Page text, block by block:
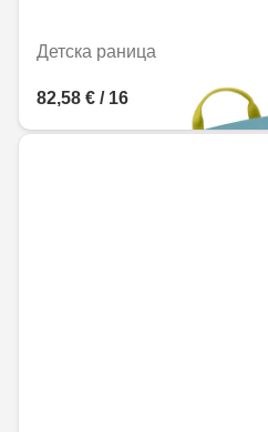
Детска раница
82,58 € / 161,52 лв.